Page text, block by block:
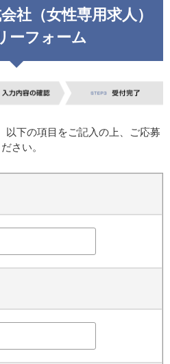
社（女性専用求人）
ーフォーム
以下の項目をご記入の上、ご応募
ださい。